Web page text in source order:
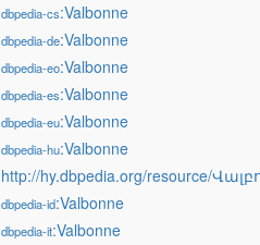
dbpedia-cs:Valbonne
dbpedia-de:Valbonne
dbpedia-eo:Valbonne
dbpedia-es:Valbonne
dbpedia-eu:Valbonne
dbpedia-hu:Valbonne
http://hy.dbpedia.org/resource/
dbpedia-id:Valbonne
dbpedia-it:Valbonne